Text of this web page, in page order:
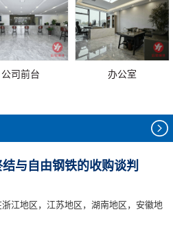
公司前台 办公室
与自由钢铁的收购谈判
江地区，江苏地区，湖南地区，安徽地